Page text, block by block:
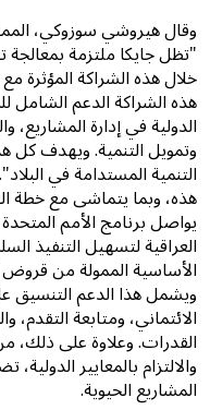
وقال هيروشي سوزوكي،
"تظل جايكا ملتزمة
خلال هذه الشراكة المؤثرة
هذه الشراكة الدعم الشامل
الدولية في إدارة المشاريع،
وتمويل التنمية. ويهدف
التنمية المستدامة في
يواصل برنامج الأمم
العراقية لتسهيل التنفيذ
الأساسية الممولة من قروض
ويشمل هذا الدعم التنسيق
الائتماني، ومتابعة التقدم،
القدرات. وعلاوة على ذلك،
والالتزام بالمعايير
المشاريع الحيوية.